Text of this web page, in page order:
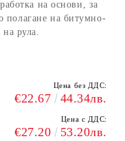
на основи, за
полагане на битумно-
рула.
Цена без ДДС:
€22.67 44.34лв.
Цена с ДДС:
€27.20 53.20лв.